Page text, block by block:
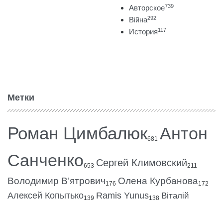
Авторское739
Війна292
История117
Метки
Роман Цимбалюк681 Антон
Санченко653 Сергей Климовский211
Володимир В’ятрович176 Олена Курбанова172
Алексей Копытько139 Ramis Yunus138 Віталій